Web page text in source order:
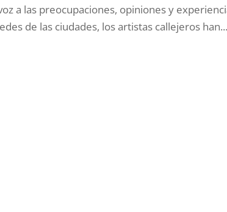
a las preocupaciones, opiniones y
de las ciudades, los artistas callejeros han...